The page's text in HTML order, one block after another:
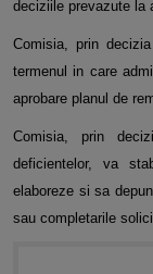
deciziile prevazute la
Comisia, prin
termenul in care
aprobare planul de
Comisia, prin
deficientelor, va
elaboreze si sa
sau completarile